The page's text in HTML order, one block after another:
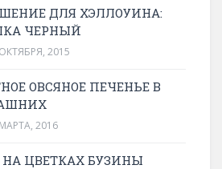
ДЛЯ ХЭЛЛОУИНА:
ЧЕРНЫЙ
2015
ОВСЯНОЕ ПЕЧЕНЬЕ В
2016
НА ЦВЕТКАХ БУЗИНЫ